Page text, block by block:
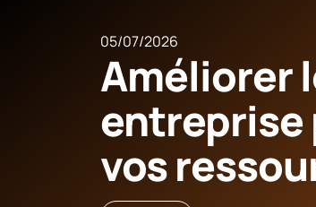
05/07/2026
Améliorer
entreprise
vos